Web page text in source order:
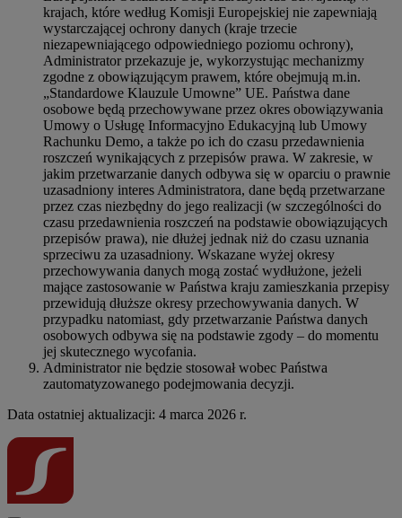
krajach, które według Komisji Europejskiej nie zapewniają
wystarczającej ochrony danych (kraje trzecie
niezapewniającego odpowiedniego poziomu ochrony),
Administrator przekazuje je, wykorzystując mechanizmy
zgodne z obowiązującym prawem, które obejmują m.in.
„Standardowe Klauzule Umowne” UE. Państwa dane
osobowe będą przechowywane przez okres obowiązywania
Umowy o Usługę Informacyjno Edukacyjną lub Umowy
Rachunku Demo, a także po ich do czasu przedawnienia
roszczeń wynikających z przepisów prawa. W zakresie, w
jakim przetwarzanie danych odbywa się w oparciu o prawnie
uzasadniony interes Administratora, dane będą przetwarzane
przez czas niezbędny do jego realizacji (w szczególności do
czasu przedawnienia roszczeń na podstawie obowiązujących
przepisów prawa), nie dłużej jednak niż do czasu uznania
sprzeciwu za uzasadniony. Wskazane wyżej okresy
przechowywania danych mogą zostać wydłużone, jeżeli
mające zastosowanie w Państwa kraju zamieszkania przepisy
przewidują dłuższe okresy przechowywania danych. W
przypadku natomiast, gdy przetwarzanie Państwa danych
osobowych odbywa się na podstawie zgody – do momentu
jej skutecznego wycofania.
Administrator nie będzie stosował wobec Państwa
zautomatyzowanego podejmowania decyzji.
Data ostatniej aktualizacji: 4 marca 2026 r.